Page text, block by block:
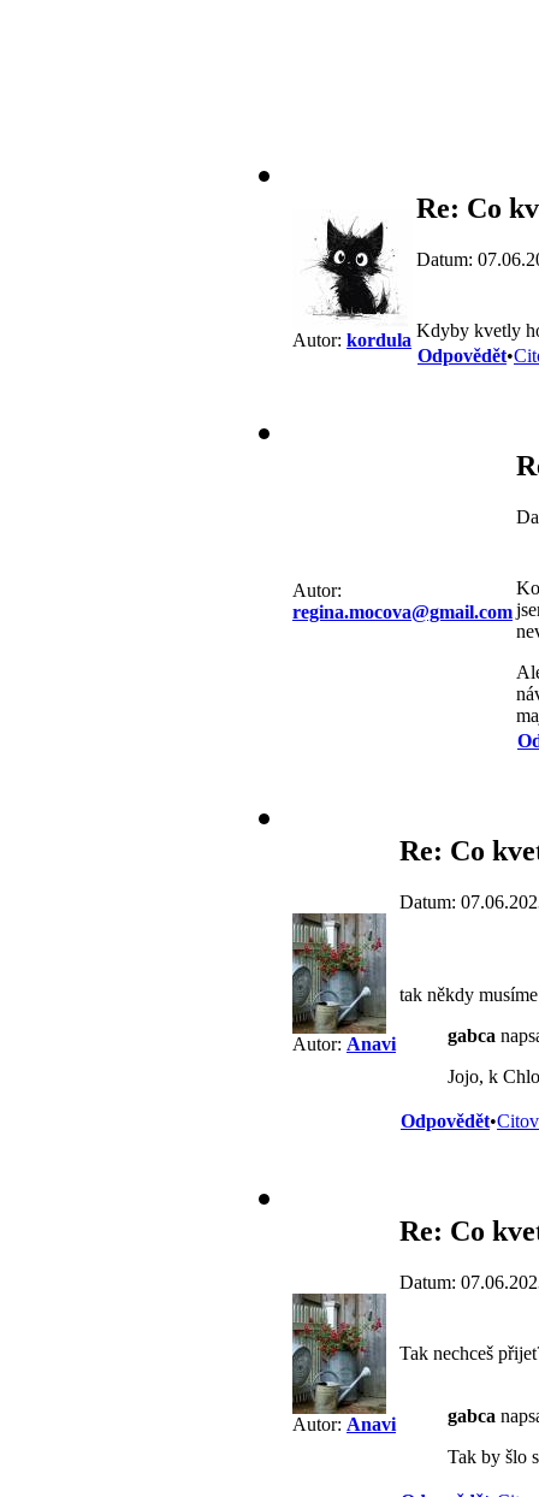
Autor: kordula
Re: Co
Datum:
Kdyby kvetly
Odpovědět•
Autor:
regina.mocova@gmail.com
Autor: Anavi
Re: Co
Datum:
tak někdy
gabca
Jojo, k
Odpovědět•
Autor: Anavi
Re: Co
Datum:
Tak nechceš
gabca
Tak by šlo